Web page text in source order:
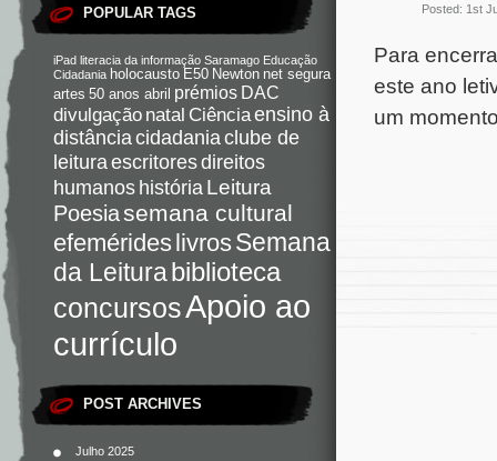
POPULAR TAGS
iPad literacia da informação Saramago Educação
Cidadania holocausto E50 Newton net segura
artes 50 anos abril prémios DAC
divulgação natal Ciênciaensino à
distânciacidadaniaclube de
leituraescritoresdireitos
humanoshistória Leitura
Poesiasemana cultural
efemérideslivrosSemana
da Leiturabiblioteca
concursosApoio ao
currículo
POST ARCHIVES
Julho 2025
Posted: 1st
Para
este ano
um